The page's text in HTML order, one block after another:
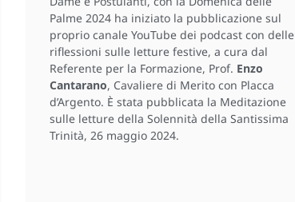
Palme 2024 ha iniziato la pubblicazione sul
proprio canale YouTube dei podcast con delle
riflessioni sulle letture festive, a cura dal
Referente per la Formazione, Prof. Enzo
Cantarano, Cavaliere di Merito con Placca
d’Argento. È stata pubblicata la Meditazione
sulle letture della Solennità della Santissima
Trinità, 26 maggio 2024.